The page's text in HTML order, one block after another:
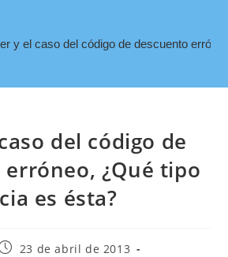
y el caso del código de descuento
del código de
¿Qué tipo
es ésta?
23 de abril de 2013